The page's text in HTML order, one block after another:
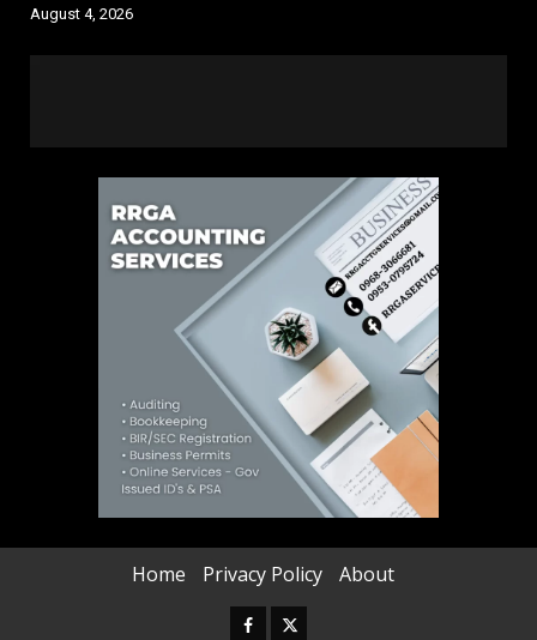
August 4, 2026
Home Privacy Policy About
Facebook
Twitter